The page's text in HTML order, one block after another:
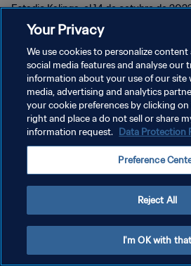
Estadio Kalinga, el 14 de octubre de
POLÍTICA DE PRIVACIDAD
TÉRMINOS DE SERVICIO
AJUSTAR LA CONFIGURACIÓN DE LAS
Your Privacy
We use cookies to personalize
social media features and analyse our
information about your use of our site
media, advertising and analytics
your cookie preferences by clicking
right and place a do not sell or share
information request. Data Protection
Preference
Reject All
I'm OK with that